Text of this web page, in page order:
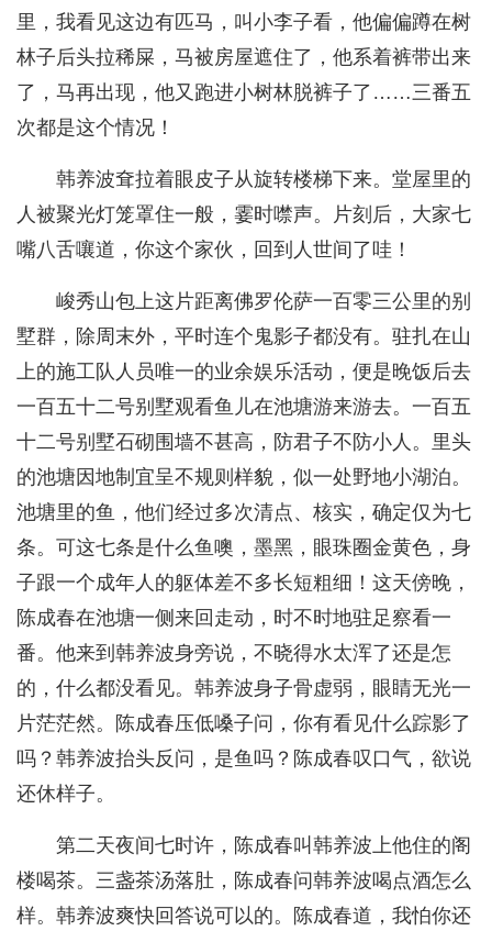
里，我看见这边有匹马，叫小李子看，他偏偏蹲在树
林子后头拉稀屎，马被房屋遮住了，他系着裤带出来
了，马再出现，他又跑进小树林脱裤子了……三番五
次都是这个情况！
韩养波耷拉着眼皮子从旋转楼梯下来。堂屋里的
人被聚光灯笼罩住一般，霎时噤声。片刻后，大家七
嘴八舌嚷道，你这个家伙，回到人世间了哇！
峻秀山包上这片距离佛罗伦萨一百零三公里的别
墅群，除周末外，平时连个鬼影子都没有。驻扎在山
上的施工队人员唯一的业余娱乐活动，便是晚饭后去
一百五十二号别墅观看鱼儿在池塘游来游去。一百五
十二号别墅石砌围墙不甚高，防君子不防小人。里头
的池塘因地制宜呈不规则样貌，似一处野地小湖泊。
池塘里的鱼，他们经过多次清点、核实，确定仅为七
条。可这七条是什么鱼噢，墨黑，眼珠圈金黄色，身
子跟一个成年人的躯体差不多长短粗细！这天傍晚，
陈成春在池塘一侧来回走动，时不时地驻足察看一
番。他来到韩养波身旁说，不晓得水太浑了还是怎
的，什么都没看见。韩养波身子骨虚弱，眼睛无光一
片茫茫然。陈成春压低嗓子问，你有看见什么踪影了
吗？韩养波抬头反问，是鱼吗？陈成春叹口气，欲说
还休样子。
第二天夜间七时许，陈成春叫韩养波上他住的阁
楼喝茶。三盏茶汤落肚，陈成春问韩养波喝点酒怎么
样。韩养波爽快回答说可以的。陈成春道，我怕你还